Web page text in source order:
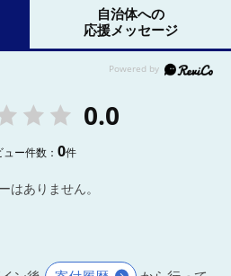
自治体への
応援メッセージ
0.0
ュー件数：0件
はありません。